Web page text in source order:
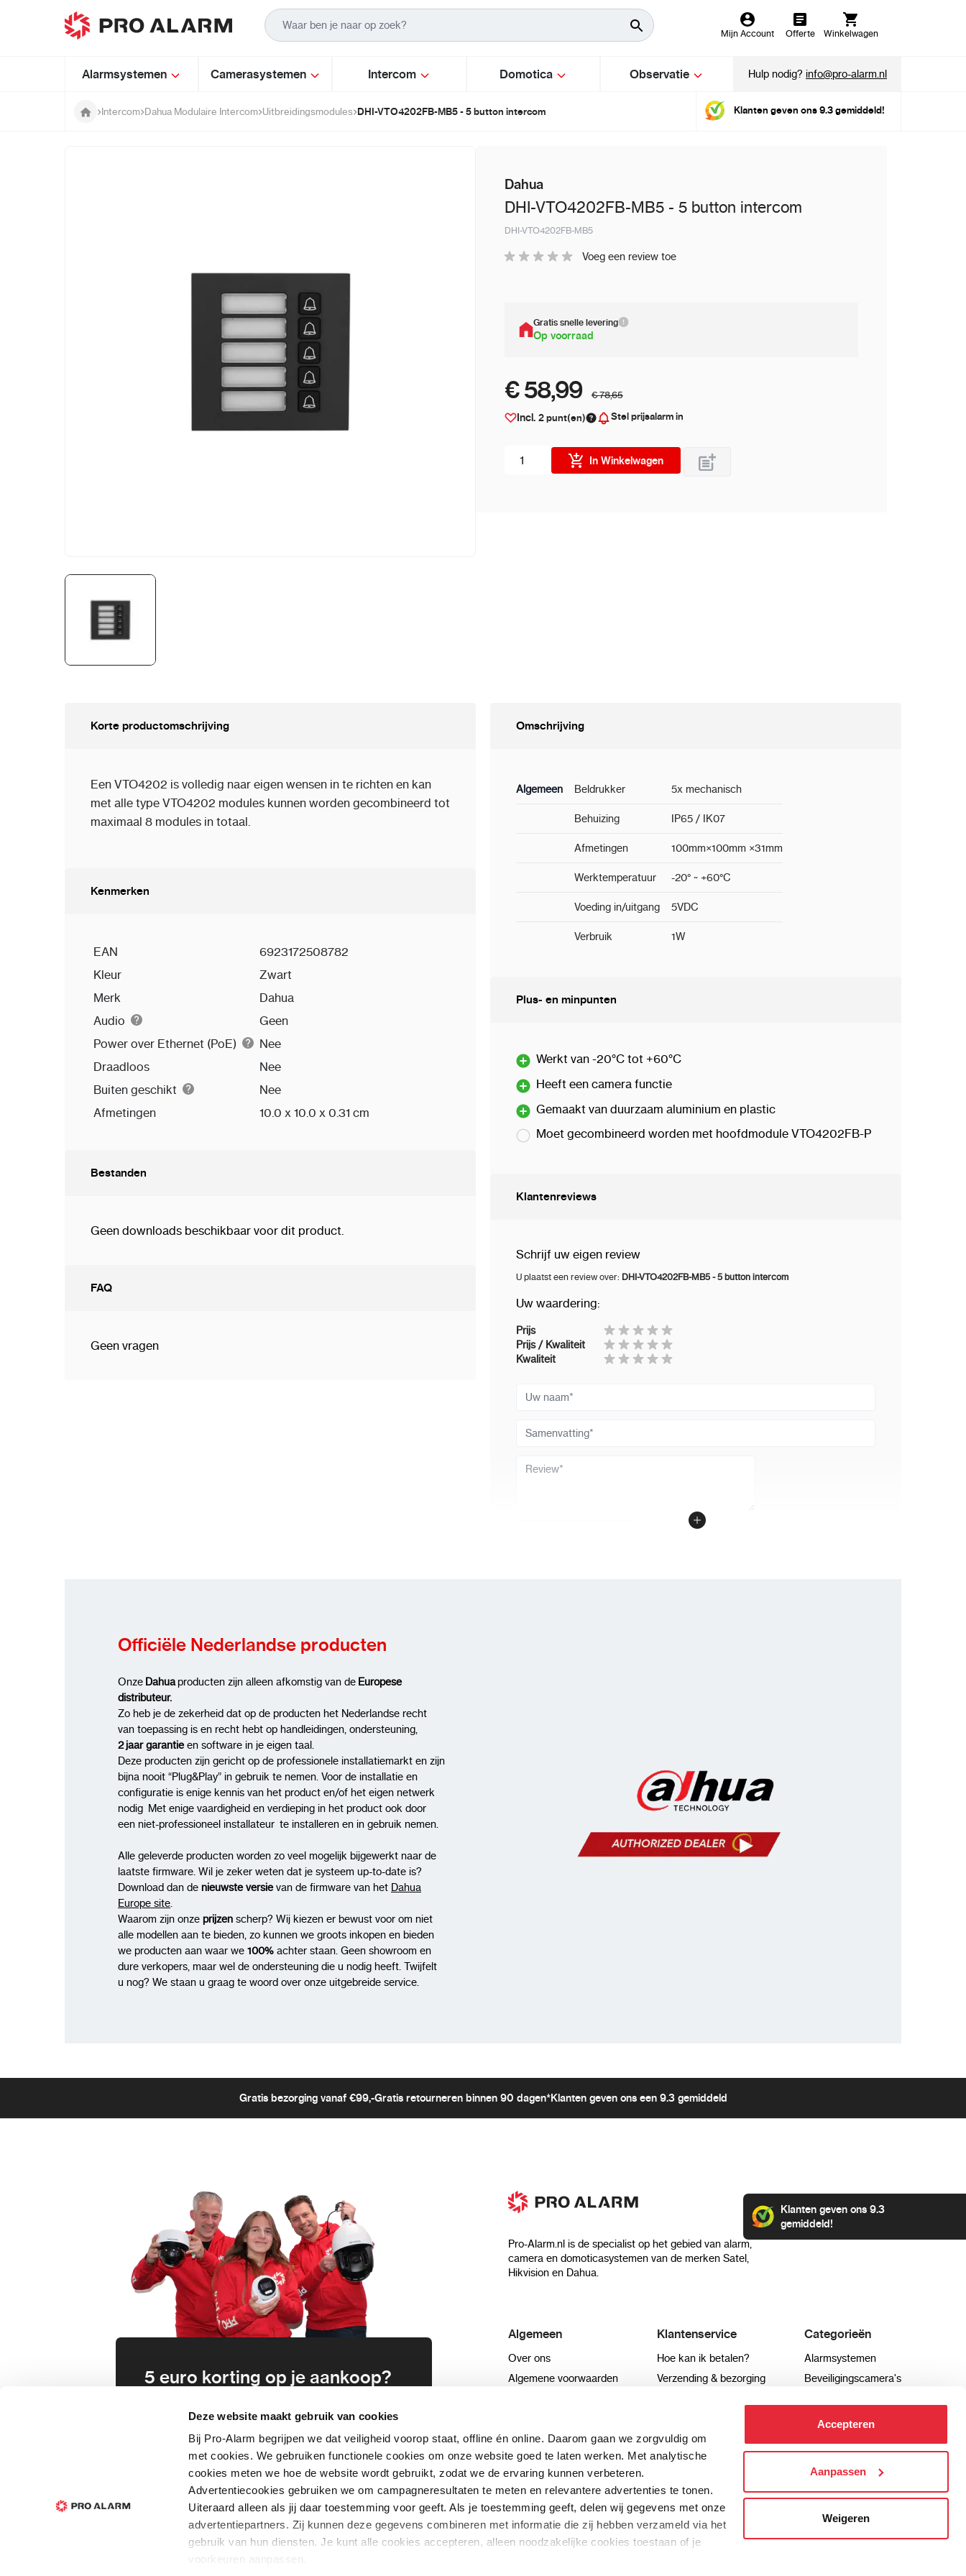
Deze website maakt gebruik van cookies
Bij Pro-Alarm begrijpen we dat veiligheid voorop staat, offline én online. Daarom gaan we zorgvuldig om
met cookies. We gebruiken functionele cookies om onze website goed te laten werken. Met analytische
cookies meten we hoe de website wordt gebruikt, zodat we de ervaring kunnen verbeteren.
Advertentiecookies gebruiken we om campagneresultaten te meten en relevantere advertenties te tonen.
Uiteraard alleen als jij daar toestemming voor geeft. Als je toestemming geeft, delen wij gegevens met onze
advertentiepartners. Zij kunnen deze gegevens combineren met informatie die zij hebben verzameld via het
gebruik van hun diensten. Je kunt alle cookies accepteren, alleen noodzakelijke cookies toestaan of je
voorkeuren aanpassen.
Accepteren
Aanpassen
Weigeren
Ga naar de inhoud
Mijn Account Offerte Winkelwagen
Alarmsystemen Camerasystemen Intercom Domotica Observatie Hulp nodig?info@pro-alarm.nl
Intercom Dahua Modulaire Intercom Uitbreidingsmodules DHI-VTO4202FB-MB5 - 5 button intercom Klanten geven ons 9.3 gemiddeld!
Dahua
DHI-VTO4202FB-MB5 - 5 button intercom
DHI-VTO4202FB-MB5
Voeg een review toe
Gratis snelle levering
Op voorraad
€ 58,99 € 78,65
Incl. 2punt(en) Stel prijsalarm in
Aantal stuks
In Winkelwagen
Korte productomschrijving
Een VTO4202 is volledig naar eigen wensen in te richten en kan
met alle type VTO4202 modules kunnen worden gecombineerd tot
maximaal 8 modules in totaal.
Kenmerken
EAN
6923172508782
Kleur
Zwart
Merk
Dahua
Audio
Geen
Power over Ethernet (PoE)
Nee
Draadloos
Nee
Buiten geschikt
Nee
Afmetingen
10.0 x 10.0 x 0.31 cm
Bestanden
Geen downloads beschikbaar voor dit product.
FAQ
Geen vragen
Omschrijving
Algemeen Beldrukker 5x mechanisch
Behuizing IP65 / IK07
Afmetingen 100mm×100mm ×31mm
Werktemperatuur -20° ~ +60°C
Voeding in/uitgang 5VDC
Verbruik 1W
Plus- en minpunten
Werkt van -20°C tot +60°C
Heeft een camera functie
Gemaakt van duurzaam aluminium en plastic
Moet gecombineerd worden met hoofdmodule VTO4202FB-P
Klantenreviews
Schrijf uw eigen review
U plaatst een review over: DHI-VTO4202FB-MB5 - 5 button intercom
Uw waardering:
Prijs
Prijs / Kwaliteit
Kwaliteit
Uw naam
Samenvatting
Review
Officiële Nederlandse producten
Onze Dahuaproducten zijn alleen afkomstig van de Europese
distributeur.
Zo heb je de zekerheid dat op de producten het Nederlandse recht
van toepassing is en recht hebt op handleidingen, ondersteuning,
2 jaar garantieen software in je eigen taal.
Deze producten zijn gericht op de professionele installatiemarkt en zijn
bijna nooit “Plug&Play” in gebruik te nemen. Voor de installatie en
configuratie is enige kennis van het product en/of het eigen netwerk
nodig Met enige vaardigheid en verdieping in het product ook door
een niet-professioneel installateur te installeren en in gebruik nemen.
Alle geleverde producten worden zo veel mogelijk bijgewerkt naar de
laatste firmware. Wil je zeker weten dat je systeem up-to-date is?
Download dan de nieuwste versievan de firmware van het Dahua
Europe site.
Waarom zijn onze prijzen scherp? Wij kiezen er bewust voor om niet
alle modellen aan te bieden, zo kunnen we groots inkopen en bieden
we producten aan waar we 100% achter staan. Geen showroom en
dure verkopers, maar wel de ondersteuning die u nodig heeft. Twijfelt
u nog? We staan u graag te woord over onze uitgebreide service.
Gratis bezorging vanaf €99,-Gratis retourneren binnen 90 dagen*Klanten geven ons een 9.3 gemiddeld
5 euro korting op je aankoop?
Schrijf je direct in voor onze nieuwsbrief en
wees als eerste op de hoogte van
aanbiedingen en meer!
Inschrijven
Pro-Alarm.nl is de specialist op het gebied van alarm,
camera en domoticasystemen van de merken Satel,
Hikvision en Dahua.
Klanten geven ons 9.3
gemiddeld!
Algemeen
Over ons
Algemene voorwaarden
Sitemap
Klantenservice
Hoe kan ik betalen?
Verzending & bezorging
Veel gestelde vragen
Categorieën
Alarmsystemen
Beveiligingscamera's
Hikvision camera's
+31332089022 info@pro-alarm.nl Contactformulier